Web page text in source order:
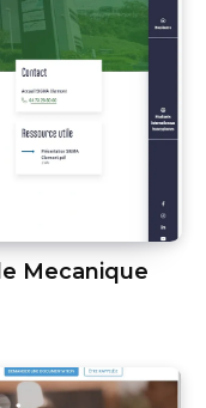
Mecanique